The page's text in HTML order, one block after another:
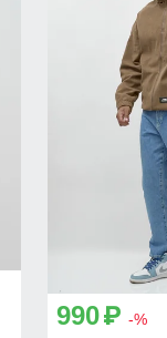
990 p -%